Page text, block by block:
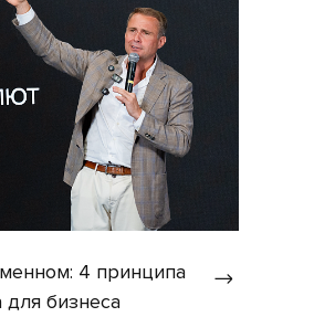
4 принципа
бизнеса